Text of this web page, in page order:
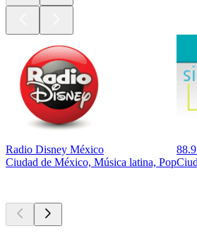
Radio Disney México
Ciudad de México, Música latina, Pop